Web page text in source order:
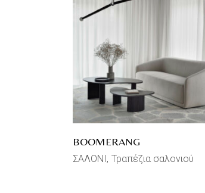
BOOMERANG
ΣΑΛΟΝΙ Τραπέζια σαλονιού